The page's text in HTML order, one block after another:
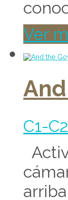
Ver
C1-C2